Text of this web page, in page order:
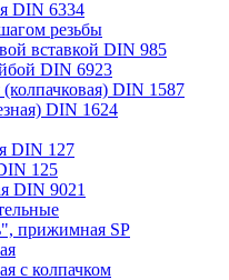
DIN 6334
резьбы
вставкой DIN 985
DIN 6923
DIN 1587
DIN 1624
DIN 127
125
DIN 9021
прижимная SP
с колпачком